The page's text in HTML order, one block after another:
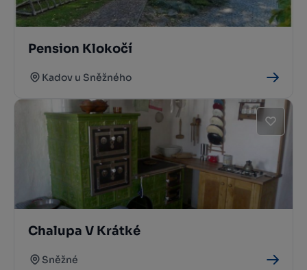
Pension Klokočí
Kadov u Sněžného
Chalupa V Krátké
Sněžné